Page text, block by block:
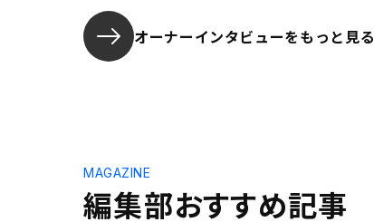
オーナーインタビューをもっと見る
編集部おすすめ記事
MAGAZINE